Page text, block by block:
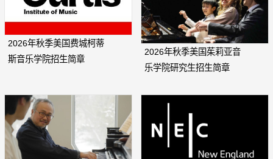
2026年秋季美国费城柯蒂
斯音乐学院招生简章
2026年秋季美国茱莉亚音
乐学院研究生招生简章